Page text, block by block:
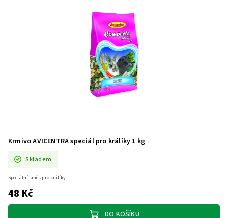
Krmivo AVICENTRA speciál pro králíky 1 kg
Skladem
48 Kč
DO KOŠÍKU
Speciální směs pro králíky.